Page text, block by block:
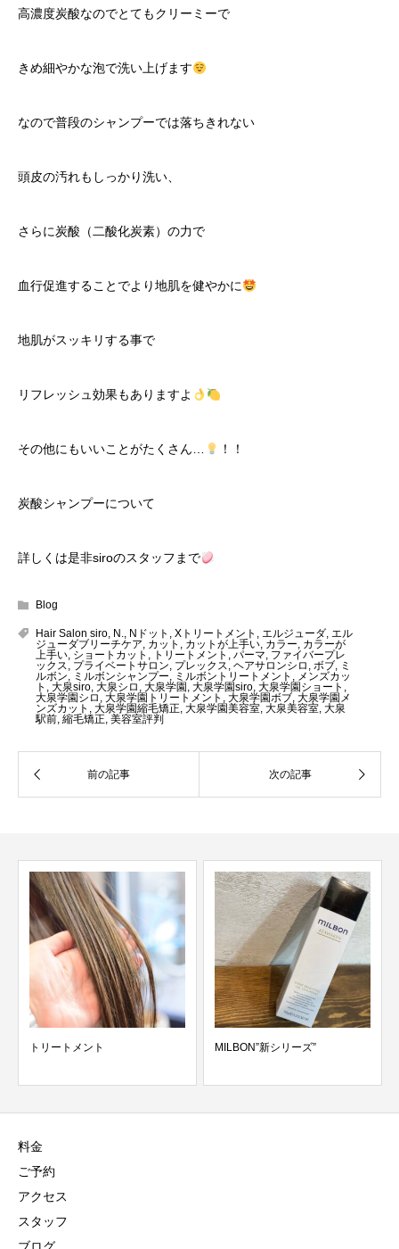
高濃度炭酸なのでとてもクリーミーで
きめ細やかな泡で洗い上げます
なので普段のシャンプーでは落ちきれない
頭皮の汚れもしっかり洗い、
さらに炭酸（二酸化炭素）の力で
血行促進することでより地肌を健やかに
地肌がスッキリする事で
リフレッシュ効果もありますよ
その他にもいいことがたくさん… ！！
炭酸シャンプーについて
詳しくは是非siroのスタッフまで
Blog
Hair Salon siro, N., Nドット , Xトリートメント , エルジューダ, エル
ジューダブリーチケア, カット , カットが上手い, カラー, カラーが
上手い, ショートカット , トリートメント , パーマ, ファイバープレ
ックス, プライベートサロン, プレックス, ヘアサロンシロ , ボブ, ミ
ルボン, ミルボンシャンプー, ミルボントリートメント , メンズカッ
ト , 大泉siro, 大泉シロ , 大泉学園 , 大泉学園siro, 大泉学園ショート ,
大泉学園シロ , 大泉学園トリートメント , 大泉学園ボブ, 大泉学園メ
ンズカット , 大泉学園縮毛矯正, 大泉学園美容室, 大泉美容室, 大泉
駅前, 縮毛矯正, 美容室評判
トリートメント MILBON”新シリーズ”
料金
ご予約
アクセス
スタッフ